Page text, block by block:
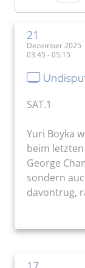
21
Dezember 2025
03:45 - 05:15
SAT.1
Yuri Boyka
beim
George
sondern
davontrug,